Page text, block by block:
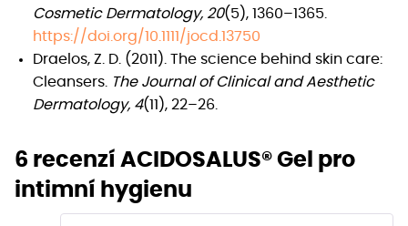
Cosmetic Dermatology, 20(5), 1360–1365.
https://doi.org/10.1111/jocd.13750
Draelos, Z. D. (2011). The science behind skin care:
Cleansers.
The Journal of Clinical and Aesthetic
Dermatology, 4(11), 22–26.
6 recenzí ACIDOSALUS® Gel pro
intimní hygienu